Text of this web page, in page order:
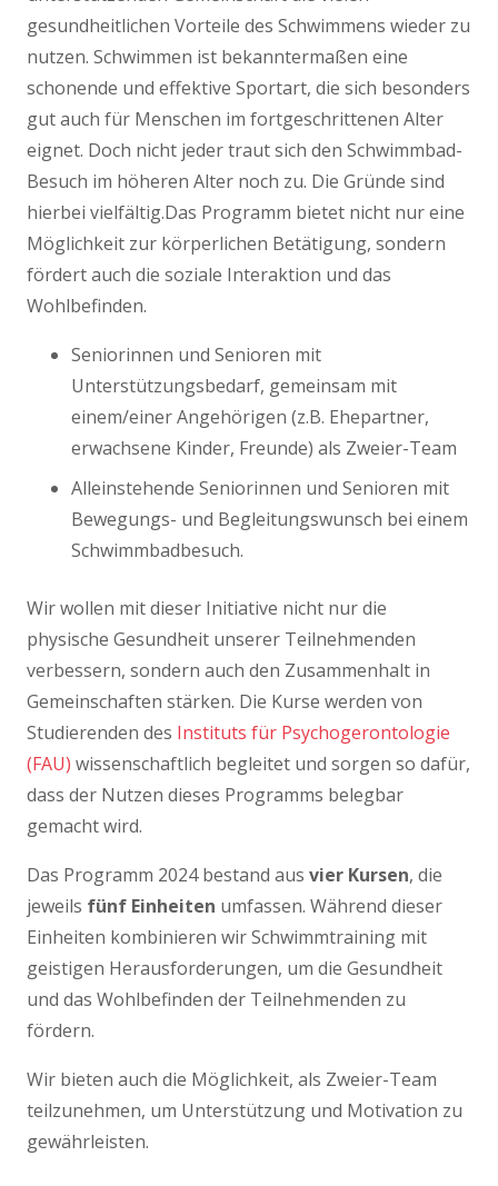
gesundheitlichen Vorteile des Schwimmens wieder zu
nutzen. Schwimmen ist bekanntermaßen eine
schonende und effektive Sportart, die sich besonders
gut auch für Menschen im fortgeschrittenen Alter
eignet. Doch nicht jeder traut sich den Schwimmbad-
Besuch im höheren Alter noch zu. Die Gründe sind
hierbei vielfältig.Das Programm bietet nicht nur eine
Möglichkeit zur körperlichen Betätigung, sondern
fördert auch die soziale Interaktion und das
Wohlbefinden.
Seniorinnen und Senioren mit
Unterstützungsbedarf, gemeinsam mit
einem/einer Angehörigen (z.B. Ehepartner,
erwachsene Kinder, Freunde) als Zweier-Team
Alleinstehende Seniorinnen und Senioren mit
Bewegungs- und Begleitungswunsch bei einem
Schwimmbadbesuch.
Wir wollen mit dieser Initiative nicht nur die
physische Gesundheit unserer Teilnehmenden
verbessern, sondern auch den Zusammenhalt in
Gemeinschaften stärken. Die Kurse werden von
Studierenden des Instituts für Psychogerontologie
(FAU) wissenschaftlich begleitet und sorgen so dafür,
dass der Nutzen dieses Programms belegbar
gemacht wird.
Das Programm 2024 bestand aus vier Kursen, die
jeweils fünf Einheiten umfassen. Während dieser
Einheiten kombinieren wir Schwimmtraining mit
geistigen Herausforderungen, um die Gesundheit
und das Wohlbefinden der Teilnehmenden zu
fördern.
Wir bieten auch die Möglichkeit, als Zweier-Team
teilzunehmen, um Unterstützung und Motivation zu
gewährleisten.